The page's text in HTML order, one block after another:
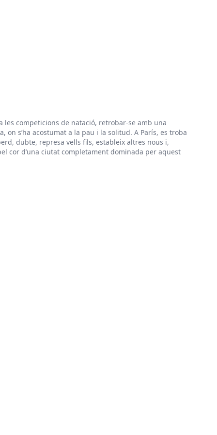
les competicions de natació, retrobar-se amb una
s’ha acostumat a la pau i la solitud. A París, es troba
dubte, represa vells fils, estableix altres nous i,
cor d’una ciutat completament dominada per aquest